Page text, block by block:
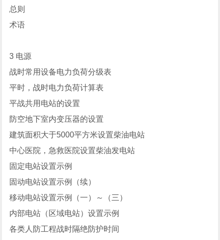
总则
术语
3 电源
战时常用设备电力负荷分级表
平时，战时电力负荷计算表
平战共用电站的设置
防空地下室内变压器的设置
建筑面积大于5000平方米设置柴油电站
中心医院，急救医院设置柴油发电站
固定电站设置示例
固动电站设置示例（续）
移动电站设置示例（一）～（三）
内部电站（区域电站）设置示例
各类人防工程战时隔绝防护时间